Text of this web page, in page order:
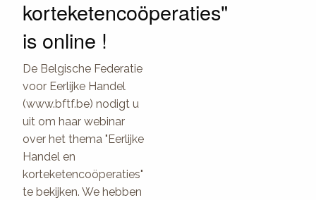
korteketencoöperaties"
is online !
De Belgische Federatie
voor Eerlijke Handel
(www.bftf.be) nodigt u
uit om haar webinar
over het thema "Eerlijke
Handel en
korteketencoöperaties"
te bekijken. We hebben